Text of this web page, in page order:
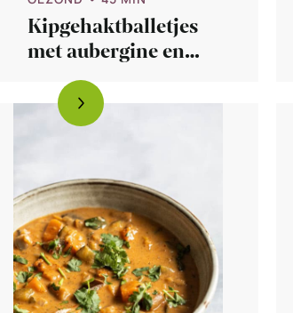
Kipgehaktballetjes
met aubergine en
pompoen